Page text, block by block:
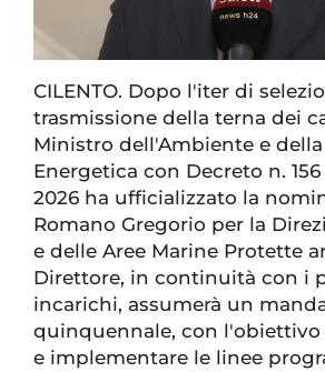
CILENTO. Dopo l'iter di
trasmissione della terna dei
Ministro dell'Ambiente e della
Energetica con Decreto n.
2026 ha ufficializzato la
Romano Gregorio per la
e delle Aree Marine Protette
Direttore, in continuità con i
incarichi, assumerà un
quinquennale, con
e implementare le linee